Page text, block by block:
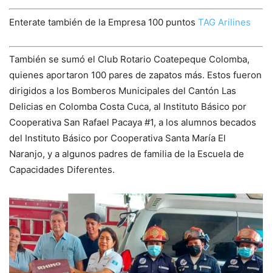
Enterate también de la Empresa 100 puntos TAG Arilines
También se sumó el Club Rotario Coatepeque Colomba,
quienes aportaron 100 pares de zapatos más. Estos fueron
dirigidos a los Bomberos Municipales del Cantón Las
Delicias en Colomba Costa Cuca, al Instituto Básico por
Cooperativa San Rafael Pacaya #1, a los alumnos becados
del Instituto Básico por Cooperativa Santa María El
Naranjo, y a algunos padres de familia de la Escuela de
Capacidades Diferentes.